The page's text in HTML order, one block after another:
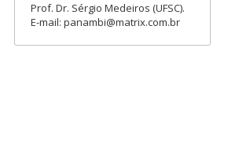
Prof. Dr. Sérgio Medeiros (UFSC).
E-mail: panambi@matrix.com.br